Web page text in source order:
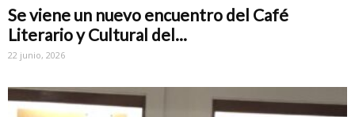
Se viene un nuevo encuentro del Café
Literario y Cultural del...
22 junio, 2026